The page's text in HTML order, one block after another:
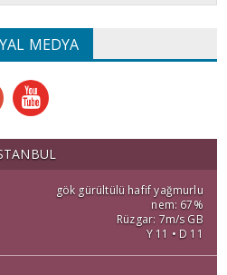
MEDYA
gök gürültülü hafif yağmurlu
nem: 67%
Rüzgar: 7m/s GB
Y 11 • D 11